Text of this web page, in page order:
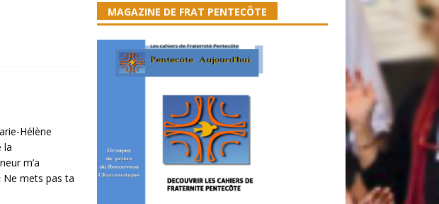
Hélène
la
m’a
Ne mets pas ta
MAGAZINE DE FRAT PENTECÔTE